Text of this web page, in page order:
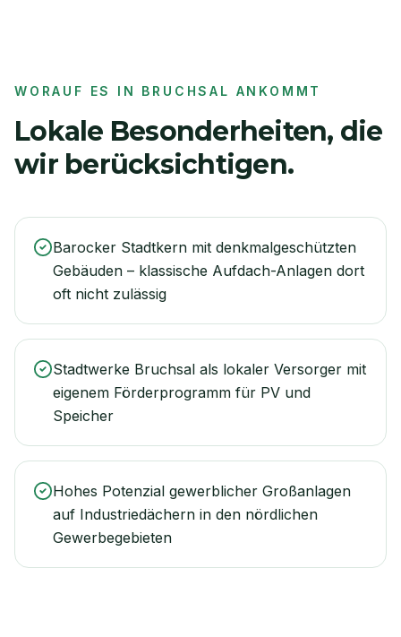
WORAUF ES IN BRUCHSAL ANKOMMT
Lokale Besonderheiten, die
wir berücksichtigen.
Barocker Stadtkern mit denkmalgeschützten
Gebäuden – klassische Aufdach-Anlagen dort
oft nicht zulässig
Stadtwerke Bruchsal als lokaler Versorger mit
eigenem Förderprogramm für PV und
Speicher
Hohes Potenzial gewerblicher Großanlagen
auf Industriedächern in den nördlichen
Gewerbegebieten